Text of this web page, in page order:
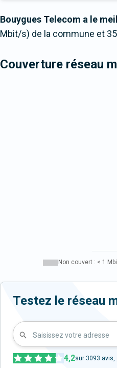
Bouygues Telecom a le
Mbit/s) de la commune et
Couverture réseau
Non couvert : < 1
Testez le réseau
Saisissez votre adresse
4,2sur 3093 avis,